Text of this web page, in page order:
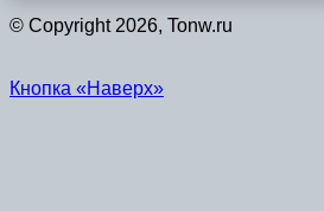
© Copyright 2026, Tonw.ru
Кнопка «Наверх»